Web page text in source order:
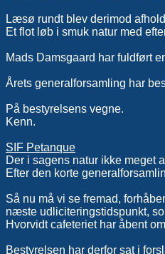
Læsø rundt blev derimod
Et flot løb i smuk natur med
Mads Damsgaard har fuldført
Årets generalforsamling har
På bestyrelsens vegne.
Kenn.
SIF Petanque
Der i sagens natur ikke meget
Efter den korte
Så nu må vi se fremad,
næste udliciteringstidspunkt,
Hvorvidt cafeteriet har åbent
Bestyrelsen har derfor sat i